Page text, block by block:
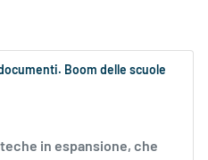
Boom delle scuole
in espansione, che